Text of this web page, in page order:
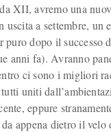
XII, avremo una
uscita a settembre, un
puro dopo il successo
anni fa). Avranno
ci sono i migliori
uniti
eppure
appena dietro il velo